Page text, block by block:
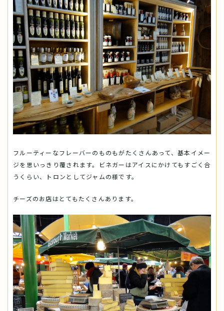
フルーティーなフレーバーのものもがたくさんあって、基本イメー
ジを思いっきり覆されます。ビネガーはアイスにかけてもすごく合
うくらい、トロンとしてジャムの様です。
チーズのお店はとてもたくさんあります。